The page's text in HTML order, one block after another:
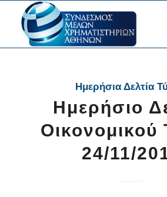
Ημερήσια Δελτία
Ημερήσιο
Οικονομικού
24/11/